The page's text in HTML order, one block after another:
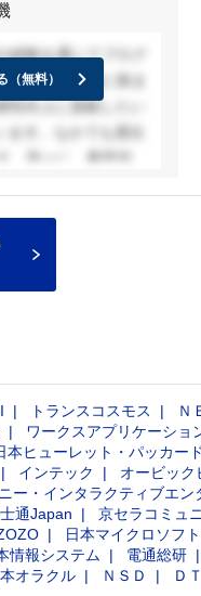
とで、真の価値が発
ウハウを基盤に、
に最適なソリューシ
を実現できると確信
書店のアルバイトで
る俯瞰力・学習意欲
貢献することで豊か
経験を通じてプログ
後は学問領域に留ま
性向上に貢献したい
ます。なかでも貴社
。第一に、事業領域
に挑戦することで
できると考えます。
まで一貫して携わ
（無料）
トランスコスモス
Ｎ
ワークスアプリケーショ
本ヒューレット・パッカード
インテック
オービック
ー・インタラクティブエン
通Japan
京セラコミュ
日本マイクロソフト
情報システム 電通総研
オラクル ＮＳＤ
Ｄ